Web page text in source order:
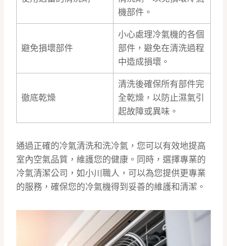
機部件。
避免損壞部件
小心處理冷氣機的各個
部件，避免在清洗過程
中造成損壞。
徹底乾燥
清洗後確保所有部件完
全乾燥，以防止濕氣引
起故障或異味。
通過正確的冷氣清洗和洗冷氣，您可以有效地提高
室內空氣品質，維護您的健康。同時，選擇專業的
冷氣清潔公司，如小川職人，可以為您提供更專業
的服務，確保您的冷氣機得到妥善的維護和清潔。